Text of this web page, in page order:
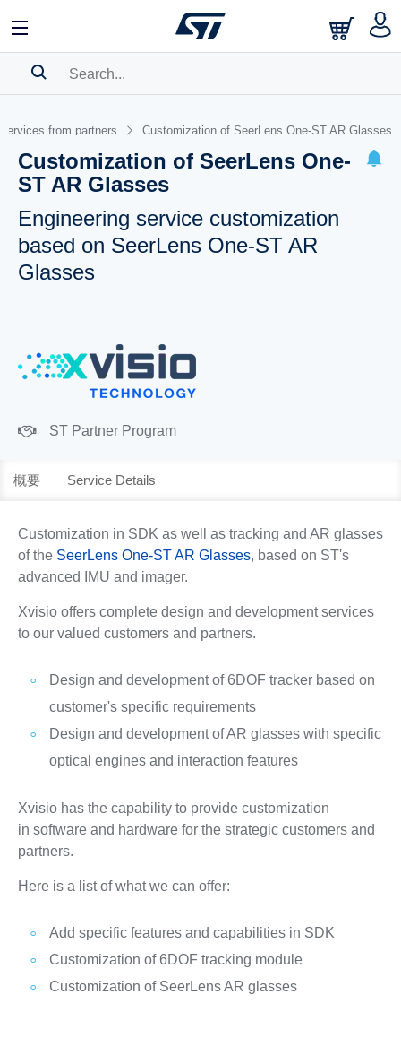
from partners Customization of SeerLens One-ST AR Glasses
Customization of SeerLens One-
ST AR Glasses
Engineering service customization
based on SeerLens One-ST AR
Glasses
ST Partner Program
概要 Service Details
Customization in SDK as well as tracking and AR glasses
of the SeerLens One-ST AR Glasses, based on ST's
advanced IMU and imager.
Xvisio offers complete design and development services
to our valued customers and partners.
Design and development of 6DOF tracker based on
customer's specific requirements
Design and development of AR glasses with specific
optical engines and interaction features
Xvisio has the capability to provide customization
in software and hardware for the strategic customers and
partners.
Here is a list of what we can offer:
Add specific features and capabilities in SDK
Customization of 6DOF tracking module
Customization of SeerLens AR glasses
BOOKMARK
Please log into show your saved searches.